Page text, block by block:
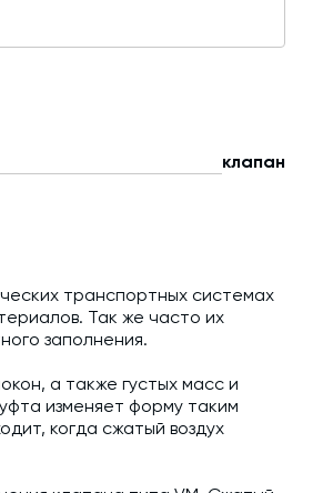
клапан
транспортных системах
Так же часто их
заполнения.
а также густых масс и
изменяет форму таким
когда сжатый воздух